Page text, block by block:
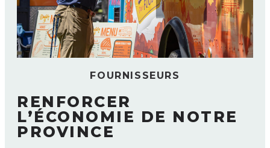
FOURNISSEURS
RENFORCER
L’ÉCONOMIE DE NOTRE
PROVINCE